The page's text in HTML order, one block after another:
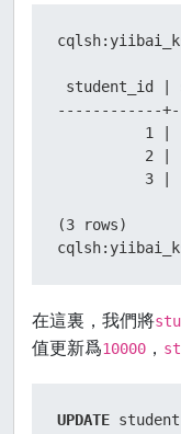
student_id |
------------
1 |
2 |
3 |
(3 rows)
在這裏，我們將
值更新爲10000 ，
UPDATE student